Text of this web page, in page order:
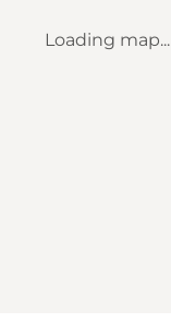
Loading map...